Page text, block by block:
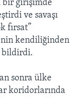
bir girişimde
ve savaşı
fırsat”
kendiliğinden
bildirdi.
sonra ülke
koridorlarında